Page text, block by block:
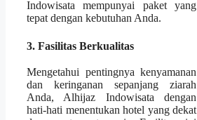
Indowisata mempunyai paket yang
tepat dengan kebutuhan Anda.
3. Fasilitas Berkualitas
Mengetahui pentingnya kenyamanan
dan keringanan sepanjang ziarah
Anda, Alhijaz Indowisata dengan
hati-hati menentukan hotel yang dekat